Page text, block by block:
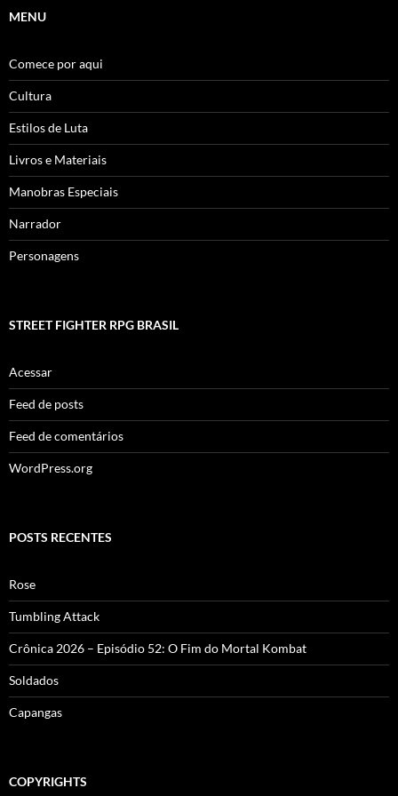
MENU
Comece por aqui
Cultura
Estilos de Luta
Livros e Materiais
Manobras Especiais
Narrador
Personagens
STREET FIGHTER RPG BRASIL
Acessar
Feed de posts
Feed de comentários
WordPress.org
POSTS RECENTES
Rose
Tumbling Attack
Crônica 2026 – Episódio 52: O Fim do Mortal Kombat
Soldados
Capangas
COPYRIGHTS